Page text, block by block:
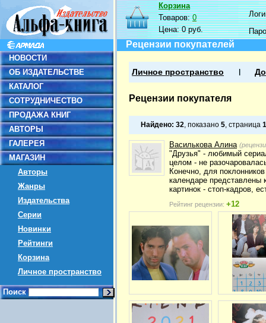
НОВОСТИ
ОБ ИЗДАТЕЛЬСТВЕ
КАТАЛОГ
СОТРУДНИЧЕСТВО
ПРОДАЖА КНИГ
АВТОРЫ
ГАЛЕРЕЯ
МАГАЗИН
Авторы
Жанры
Издательства
Серии
Новинки
Рейтинги
Корзина
Личное пространство
Поиск
Корзина
Товаров:0
Цена:0 руб.
Рецензии покупателей
Личное пространство
Рецензии покупателя
Найдено: 32, показано 5, страница 1
Василькова Алина
"Друзья" - любимый
целом - не
Конечно, для
календаре представлены
картинок - стоп-кадров,
Рейтинг рецензии: +12